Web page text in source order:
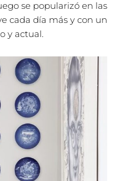
se popularizó en las
cada día más y con un
y actual.